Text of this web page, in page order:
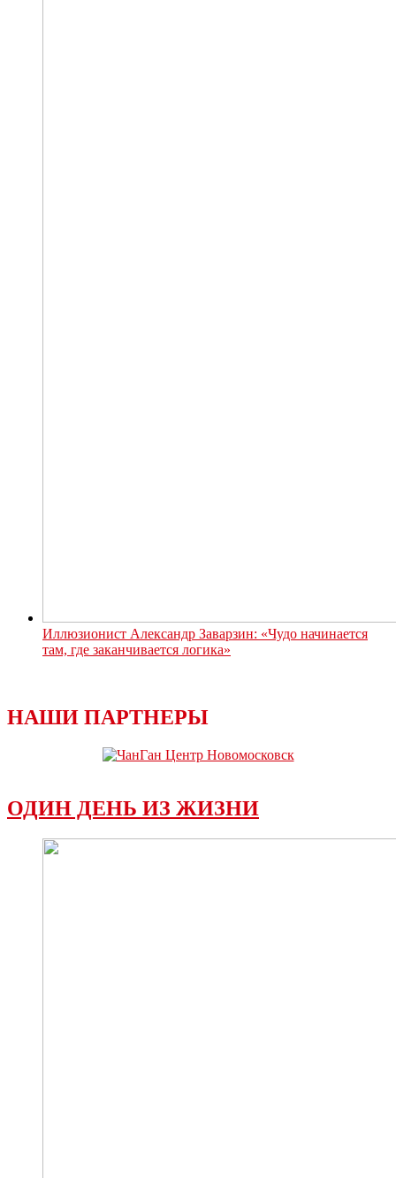
Иллюзионист Александр Заварзин: «Чудо начинается
там, где заканчивается логика»
НАШИ ПАРТНЕРЫ
ОДИН ДЕНЬ ИЗ ЖИЗНИ